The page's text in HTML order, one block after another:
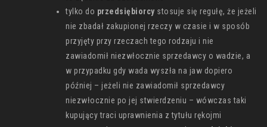
tylko do przedsiębiorcy stosuje się regułę, że jeżeli
nie zbadał zakupionej rzeczy w czasie i w sposób
przyjęty przy rzeczach tego rodzaju i nie
zawiadomił niezwłocznie sprzedawcy o wadzie, a
w przypadku gdy wada wyszła na jaw dopiero
później – jeżeli nie zawiadomił sprzedawcy
niezwłocznie po jej stwierdzeniu – wówczas taki
kupujący traci uprawnienia z tytułu rękojmi